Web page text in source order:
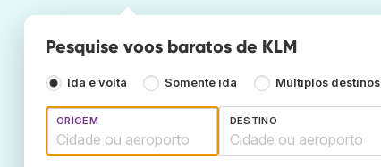
Pesquise voos baratos de KLM
Ida e volta Somente ida Múltiplos destinos
ORIGEM DESTINO